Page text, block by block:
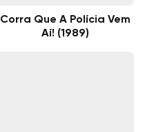
Corra Que A Polícia Vem
Aí! (1989)